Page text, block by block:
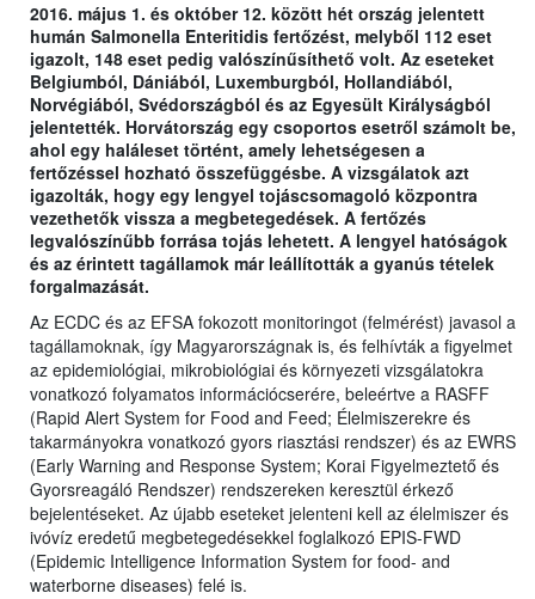
2016. május 1. és október 12. között hét ország jelentett
humán Salmonella Enteritidis fertőzést, melyből 112 eset
igazolt, 148 eset pedig valószínűsíthető volt. Az eseteket
Belgiumból, Dániából, Luxemburgból, Hollandiából,
Norvégiából, Svédországból és az Egyesült Királyságból
jelentették. Horvátország egy csoportos esetről számolt be,
ahol egy haláleset történt, amely lehetségesen a
fertőzéssel hozható összefüggésbe. A vizsgálatok azt
igazolták, hogy egy lengyel tojáscsomagoló központra
vezethetők vissza a megbetegedések. A fertőzés
legvalószínűbb forrása tojás lehetett. A lengyel hatóságok
és az érintett tagállamok már leállították a gyanús tételek
forgalmazását.
Az ECDC és az EFSA fokozott monitoringot (felmérést) javasol a
tagállamoknak, így Magyarországnak is, és felhívták a figyelmet
az epidemiológiai, mikrobiológiai és környezeti vizsgálatokra
vonatkozó folyamatos információcserére, beleértve a RASFF
(Rapid Alert System for Food and Feed; Élelmiszerekre és
takarmányokra vonatkozó gyors riasztási rendszer) és az EWRS
(Early Warning and Response System; Korai Figyelmeztető és
Gyorsreagáló Rendszer) rendszereken keresztül érkező
bejelentéseket. Az újabb eseteket jelenteni kell az élelmiszer és
ivóvíz eredetű megbetegedésekkel foglalkozó EPIS-FWD
(Epidemic Intelligence Information System for food- and
waterborne diseases) felé is.